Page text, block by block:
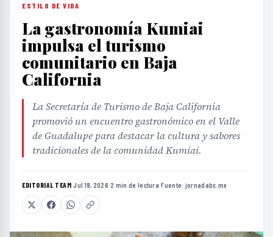
ESTILO DE VIDA
La gastronomía Kumiai
impulsa el turismo
comunitario en Baja
California
La Secretaría de Turismo de Baja California
promovió un encuentro gastronómico en el Valle
de Guadalupe para destacar la cultura y sabores
tradicionales de la comunidad Kumiai.
EDITORIAL TEAM·Jul 19, 2026·2 min de lectura·Fuente: jornadabc.mx